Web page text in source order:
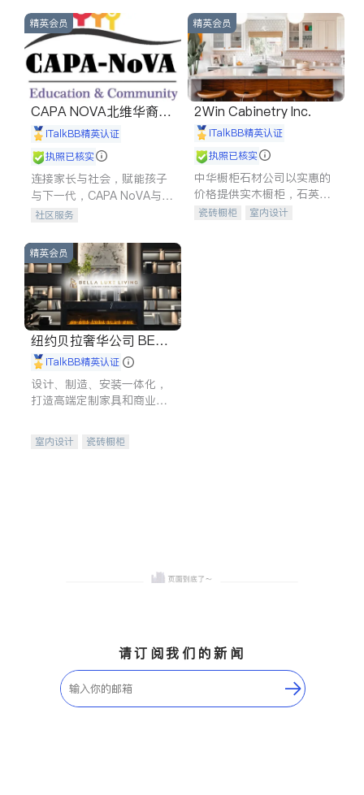
建筑合同、刑事案件全包办
信托/遗嘱
商业
索赔
律师-其它 保释
精英会员
CAPA NOVA北维华裔家
长会iTalkBB精英认证
执照已核实
连接家长与社会，赋能孩子
与下一代，CAPA NoVA与您
携手建设包容、公平、充满
社区服务
精英会员
2Win Cabinetry Inc.
iTalkBB精英认证
执照已核实
中华橱柜石材公司以实惠的
价格提供实木橱柜，石英石
台面，多种优质不锈钢水
瓷砖橱柜
室内设计
精英会员
纽约贝拉奢华公司 BELL
A LUXE
iTalkBB精英认证
设计、制造、安装一体化，
打造高端定制家具和商业空
室内设计
瓷砖橱柜
请订阅我们的新闻